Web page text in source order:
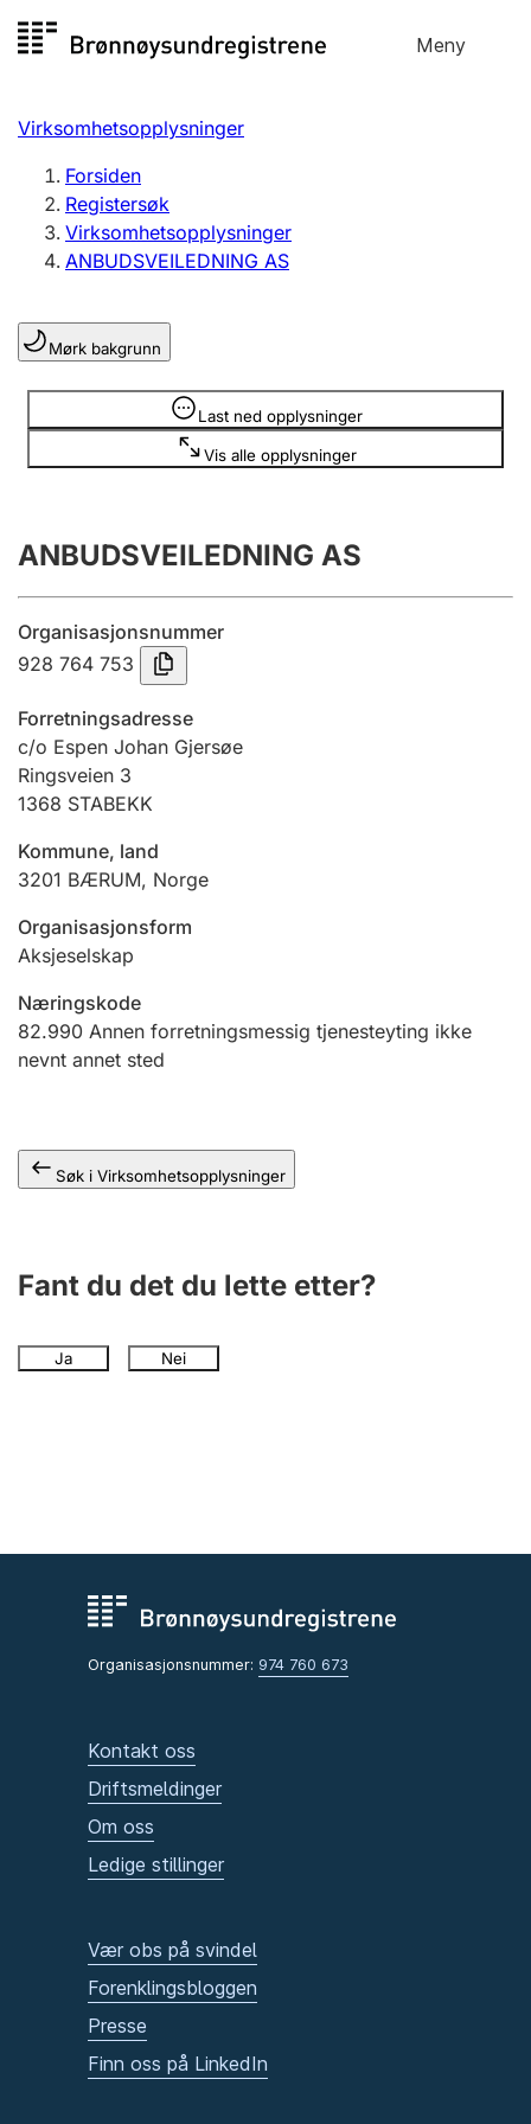
til
Meny
Registersøk
Aksjeselskap
Enkeltpersonforetak
Registrere, endre, slette
Lag og forening
Registrere, endre, slette
Årsregnskap
Innsending og forsinkelsesgebyr
Jeger
Betaling og jegeravgiftskort
Ektepaktveileder
Virksomhetsopplysninger
Forsiden
Registersøk
Virksomhetsopplysninger
ANBUDSVEILEDNING AS
Mørk bakgrunn
Last ned opplysninger
Vis alle opplysninger
Opplysninger er skjult
ANBUDSVEILEDNING AS
Organisasjonsnummer
928 764 753
Forretningsadresse
c/o Espen Johan Gjersøe
Ringsveien 3
1368 STABEKK
Kommune, land
3201 BÆRUM, Norge
Organisasjonsform
Aksjeselskap
Næringskode
82.990 Annen forretningsmessig tjenesteyting ikke
nevnt annet sted
Søk i Virksomhetsopplysninger
Fant du det du lette etter?
Ja Nei
Organisasjonsnummer: 974 760 673
Kontakt oss
Driftsmeldinger
Om oss
Ledige stillinger
Vær obs på svindel
Forenklingsbloggen
Presse
Finn oss på LinkedIn